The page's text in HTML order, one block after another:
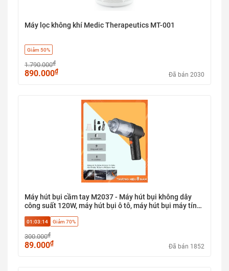
Máy lọc không khí Medic Therapeutics MT-001
Giảm 50%
1.790.000₫
890.000₫ Đã bán 2030
Máy hút bụi cầm tay M2037 - Máy hút bụi không dây
công suất 120W, máy hút bụi ô tô, máy hút bụi máy tính,
01:03:13 Giảm 70%
300.000₫
89.000₫ Đã bán 1852